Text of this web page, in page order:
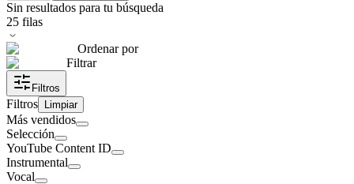
Sin resultados para tu búsqueda
25 filas
Ordenar por
Filtrar
Filtros
Filtros Limpiar
Más vendidos
Selección
YouTube Content ID
Instrumental
Vocal